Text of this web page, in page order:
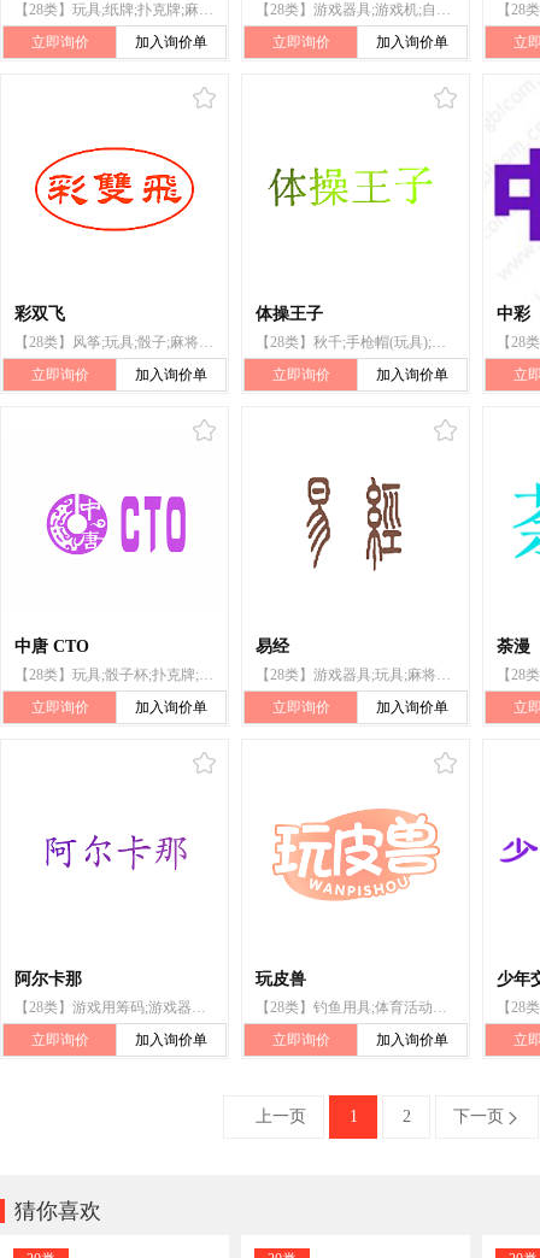
【28类】玩具;纸牌;扑克牌;麻将牌;骰子;棋;运动用球;滑板;雪鞋;钓鱼用具
立即询价
加入询价单
【28类】游戏器具;游戏机;自动和投币启动的游戏机;视频游戏机;抓物游戏机;抽奖转轮;玩具;玩具机器人;骰子;骰子游戏器具
立即询价
加入询价单 立
彩双飞
【28类】风筝;玩具;骰子;麻将牌;扑克牌;象棋;体育活动用球;羽毛球拍;旱冰鞋;钓鱼用具
立即询价
加入询价单
体操王子
【28类】秋千;手枪帽(玩具);骰子;运动球类;压力器;靶;雪橇;游泳池(娱乐用);拳击手套;钓鱼用抄网
立即询价
加入询价单
中彩
立
中唐 CTO
【28类】玩具;骰子杯;扑克牌;纸牌;麻将牌;全自动麻将桌（机）;体育活动用球;钓鱼竿
立即询价
加入询价单
易经
【28类】游戏器具;玩具;麻将牌;骰子;纸牌;全自动麻将桌（机）;扑克牌;棋;锻炼身体器械;体育活动器械
立即询价
加入询价单
荼漫
立
阿尔卡那
【28类】游戏用筹码;游戏器具;宾果游戏牌;室内游戏玩具;拼图玩具;玩具;骰子;扑克牌;纸牌;棋
立即询价
加入询价单
玩皮兽
【28类】钓鱼用具;体育活动器械;射箭用器具;运动用球;锻炼身体器械;骰子;玩具;游戏机;宠物用玩具;秋千
立即询价
加入询价单
少年
立
上一页 1 2 下一页 
猜你喜欢